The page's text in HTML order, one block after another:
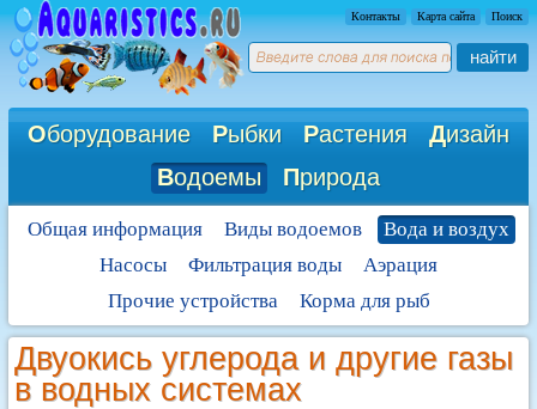
Контакты Карта сайта Поиск
найти
Оборудование Рыбки Растения Дизайн
Водоемы Природа
Общая информация Виды водоемов
Вода и воздух
Насосы
Фильтрация воды
Аэрация
Прочие устройства
Корма для рыб
Двуокись углерода и другие газы
в водных системах